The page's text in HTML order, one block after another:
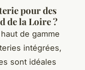
pour des
de la Loire ?
de gamme
intégrées,
sont idéales